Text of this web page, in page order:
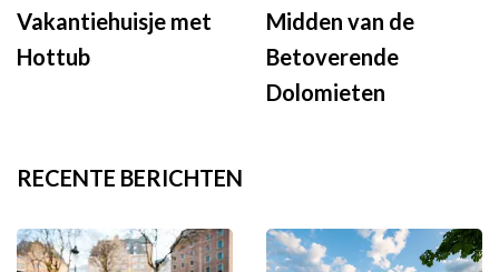
Vakantiehuisje met
Hottub
Midden van de
Betoverende
Dolomieten
RECENTE BERICHTEN